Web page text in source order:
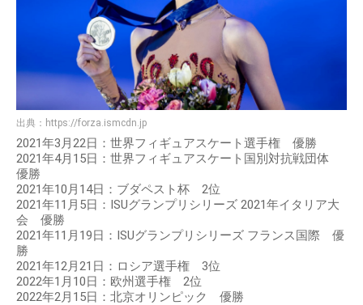
出典： https://forza.ismcdn.jp
2021年3月22日：世界フィギュアスケート選手権 優勝
2021年4月15日：世界フィギュアスケート国別対抗戦団体
優勝
2021年10月14日：ブダペスト杯 2位
2021年11月5日：ISUグランプリシリーズ 2021年イタリア大
会 優勝
2021年11月19日：ISUグランプリシリーズ フランス国際 優
勝
2021年12月21日：ロシア選手権 3位
2022年1月10日：欧州選手権 2位
2022年2月15日：北京オリンピック 優勝